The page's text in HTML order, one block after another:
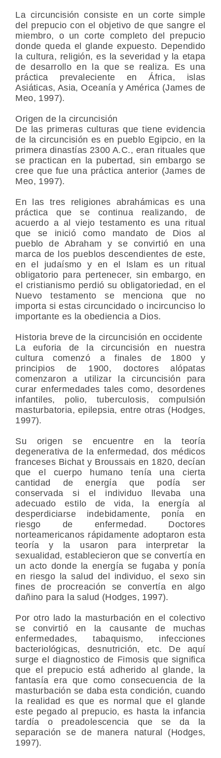
La circuncisión consiste en un corte simple
del prepucio con el objetivo de que sangre el
miembro, o un corte completo del prepucio
donde queda el glande expuesto. Dependido
la cultura, religión, es la severidad y la etapa
de desarrollo en la que se realiza. Es una
práctica prevaleciente en África, islas
Asiáticas, Asia, Oceanía y América (James de
Meo, 1997).
Origen de la circuncisión
De las primeras culturas que tiene evidencia
de la circuncisión es en pueblo Egipcio, en la
primera dinastías 2300 A.C., eran rituales que
se practican en la pubertad, sin embargo se
cree que fue una práctica anterior (James de
Meo, 1997).
En las tres religiones abrahámicas es una
práctica que se continua realizando, de
acuerdo a al viejo testamento es una ritual
que se inició como mandato de Dios al
pueblo de Abraham y se convirtió en una
marca de los pueblos descendientes de este,
en el judaísmo y en el Islam es un ritual
obligatorio para pertenecer, sin embargo, en
el cristianismo perdió su obligatoriedad, en el
Nuevo testamento se menciona que no
importa si estas circuncidado o incircunciso lo
importante es la obediencia a Dios.
Historia breve de la circuncisión en occidente
La euforia de la circuncisión en nuestra
cultura comenzó a finales de 1800 y
principios de 1900, doctores alópatas
comenzaron a utilizar la circuncisión para
curar enfermedades tales como, desordenes
infantiles, polio, tuberculosis, compulsión
masturbatoria, epilepsia, entre otras (Hodges,
1997).
Su origen se encuentre en la teoría
degenerativa de la enfermedad, dos médicos
franceses Bichat y Broussais en 1820, decían
que el cuerpo humano tenía una cierta
cantidad de energía que podía ser
conservada si el individuo llevaba una
adecuado estilo de vida, la energía al
desperdiciarse indebidamente, ponía en
riesgo de enfermedad. Doctores
norteamericanos rápidamente adoptaron esta
teoría y la usaron para interpretar la
sexualidad, establecieron que se convertía en
un acto donde la energía se fugaba y ponía
en riesgo la salud del individuo, el sexo sin
fines de procreación se convertía en algo
dañino para la salud (Hodges, 1997).
Por otro lado la masturbación en el colectivo
se convirtió en la causante de muchas
enfermedades, tabaquismo, infecciones
bacteriológicas, desnutrición, etc. De aquí
surge el diagnostico de Fimosis que significa
que el prepucio está adherido al glande, la
fantasía era que como consecuencia de la
masturbación se daba esta condición, cuando
la realidad es que es normal que el glande
este pegado al prepucio, es hasta la infancia
tardía o preadolescencia que se da la
separación se de manera natural (Hodges,
1997).